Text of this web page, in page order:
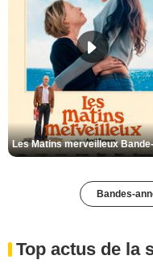
Bandes-
Top actus de la